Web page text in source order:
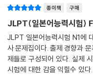
종이책 구매
JLPT(일본어능력시험)
JLPT 일본어능력시험 N1에
사 문제집이다. 출제 경향과 문제 유형을 꼼꼼히 분석해서 반영해 만든 문
제들로 구성되어 있다. 실제 시험이랑 같은 형태의 문제를 풀어보며 실전
시험에 대한 감을 익힐수 있다. 총 5회분의 모의고사 문제로 실제 문제 유